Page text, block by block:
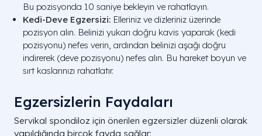
Bu pozisyonda 10 saniye bekleyin ve rahatlayın.
Kedi-Deve Egzersizi: Elleriniz ve dizleriniz üzerinde
pozisyon alın. Belinizi yukarı doğru kavis yaparak (kedi
pozisyonu) nefes verin, ardından belinizi aşağı doğru
indirerek (deve pozisyonu) nefes alın. Bu hareket boyun ve
sırt kaslarınızı rahatlatır.
Egzersizlerin Faydaları
Servikal spondiloz için önerilen egzersizler düzenli olarak
yapıldığında birçok fayda sağlar: